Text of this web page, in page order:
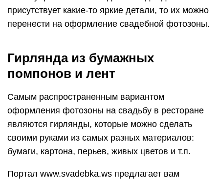
присутствует какие-то яркие детали, то их можно
перенести на оформление свадебной фотозоны.
Гирлянда из бумажных
помпонов и лент
Самым распространенным вариантом
оформления фотозоны на свадьбу в ресторане
являются гирлянды, которые можно сделать
своими руками из самых разных материалов:
бумаги, картона, перьев, живых цветов и т.п.
Портал www.svadebka.ws предлагает вам